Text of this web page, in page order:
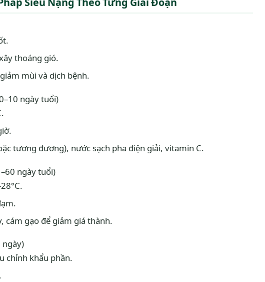
thoáng gió.
mùi và dịch bệnh.
ngày tuổi)
tương đương), nước sạch pha điện giải, vitamin C.
ngày tuổi)
cám gạo để giảm giá thành.
ngày)
chỉnh khẩu phần.